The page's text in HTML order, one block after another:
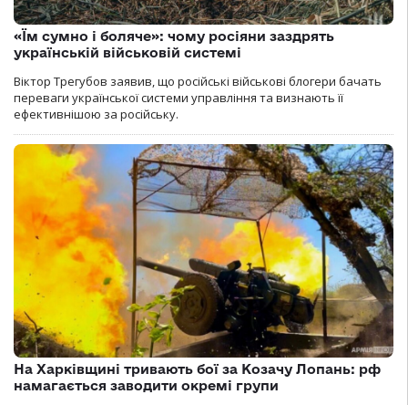
«Їм сумно і боляче»: чому росіяни заздрять
українській військовій системі
Віктор Трегубов заявив, що російські військові блогери бачать
переваги української системи управління та визнають її
ефективнішою за російську.
На Харківщині тривають бої за Козачу Лопань: рф
намагається заводити окремі групи